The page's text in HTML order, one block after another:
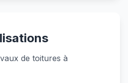
de toitures à